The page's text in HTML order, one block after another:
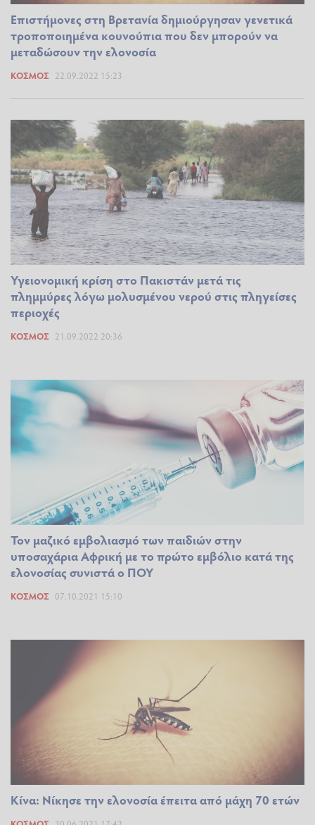
Επιστήμονες στη Βρετανία δημιούργησαν γενετικά
τροποποιημένα κουνούπια που δεν μπορούν να
μεταδώσουν την ελονοσία
ΚΌΣΜΟΣ 22.09.2022 15:23
Υγειονομική κρίση στο Πακιστάν μετά τις
πλημμύρες λόγω μολυσμένου νερού στις πληγείσες
περιοχές
ΚΌΣΜΟΣ 21.09.2022 20:36
Τον μαζικό εμβολιασμό των παιδιών στην
υποσαχάρια Αφρική με το πρώτο εμβόλιο κατά της
ελονοσίας συνιστά ο ΠΟΥ
ΚΌΣΜΟΣ 07.10.2021 15:10
Κίνα: Νίκησε την ελονοσία έπειτα από μάχη 70 ετών